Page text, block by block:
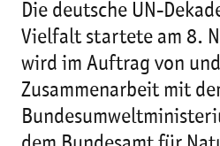
Die deutsche UN-
Vielfalt startete am 8.
wird im Auftrag von
Zusammenarbeit mit